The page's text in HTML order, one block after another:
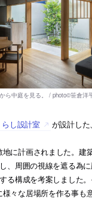
し設計室
が設計し
に計画されました。建
、周囲の視線を遮る為
る構成を考案しました
々な居場所を作る事も